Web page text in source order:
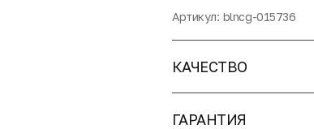
Артикул: blncg-015736
КАЧЕСТВО
ГАРАНТИЯ